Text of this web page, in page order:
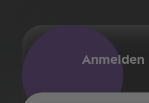
Anmelden